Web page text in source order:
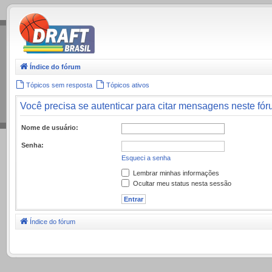
.
Índice do fórum
Tópicos sem resposta Tópicos ativos
Você precisa se autenticar para citar mensagens neste
Nome de usuário:
Senha:
Esqueci a senha
Lembrar minhas informações
Ocultar meu status nesta sessão
Índice do fórum
.